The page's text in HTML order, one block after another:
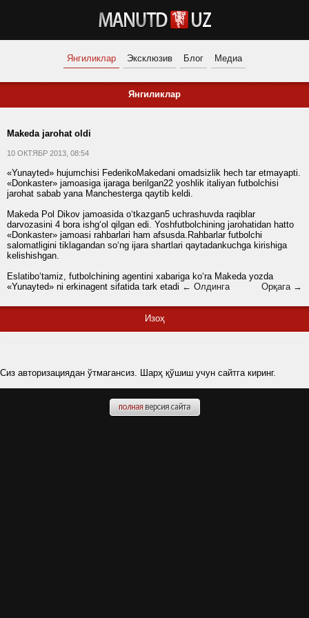
Янгиликлар Эксклюзив Блог Медиа
Янгиликлар
Makeda jarohat oldi
10 ОКТЯБР 2013, 08:54
«Yunayted» hujumchisi FederikoMakedani omadsizlik hech tar etmayapti.
«Donkaster» jamoasiga ijaraga berilgan22 yoshlik italiyan futbolchisi
jarohat sabab yana Manchesterga qaytib keldi.
Makeda Pol Dikov jamoasida o‘tkazgan5 uchrashuvda raqiblar
darvozasini 4 bora ishg‘ol qilgan edi. Yoshfutbolchining jarohatidan hatto
«Donkaster» jamoasi rahbarlari ham afsusda.Rahbarlar futbolchi
salomatligini tiklagandan so‘ng ijara shartlari qaytadankuchga kirishiga
kelishishgan.
Eslatibo‘tamiz, futbolchining agentini xabariga ko‘ra Makeda yozda
«Yunayted» ni erkinagent sifatida tark etadi ← Олдинга Орқага →
Изоҳ
Сиз авторизациядан ўтмагансиз. Шарҳ қўшиш учун сайтга киринг.